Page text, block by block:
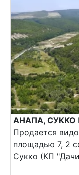
АНАПА, СУККО
Продается
площадью 7, 2
Сукко (КП